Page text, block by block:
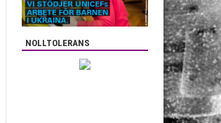
NOLLTOLERANS